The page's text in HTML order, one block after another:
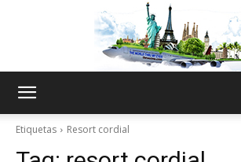
Etiquetas Resort cordial